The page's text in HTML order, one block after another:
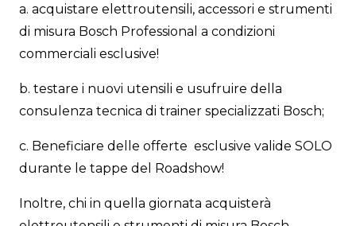
a. acquistare elettroutensili, accessori e strumenti
di misura Bosch Professional a condizioni
commerciali esclusive!
b. testare i nuovi utensili e usufruire della
consulenza tecnica di trainer specializzati Bosch;
c. Beneficiare delle offerte esclusive valide SOLO
durante le tappe del Roadshow!
Inoltre, chi in quella giornata acquisterà